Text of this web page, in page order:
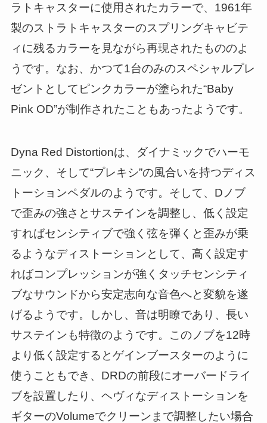
ラトキャスターに使用されたカラーで、1961年
製のストラトキャスターのスプリングキャビテ
ィに残るカラーを見ながら再現されたもののよ
うです。なお、かつて1台のみのスペシャルプレ
ゼントとしてピンクカラーが塗られた“Baby
Pink OD”が制作されたこともあったようです。
Dyna Red Distortionは、ダイナミックでハーモ
ニック、そして“プレキシ”の風合いを持つディス
トーションペダルのようです。そして、Dノブ
で歪みの強さとサステインを調整し、低く設定
すればセンシティブで強く弦を弾くと歪みが乗
るようなディストーションとして、高く設定す
ればコンプレッションが強くタッチセンシティ
ブなサウンドから安定志向な音色へと変貌を遂
げるようです。しかし、音は明瞭であり、長い
サステインも特徴のようです。このノブを12時
より低く設定するとゲインブースターのように
使うこともでき、DRDの前段にオーバードライ
ブを設置したり、ヘヴィなディストーションを
ギターのVolumeでクリーンまで調整したい場合